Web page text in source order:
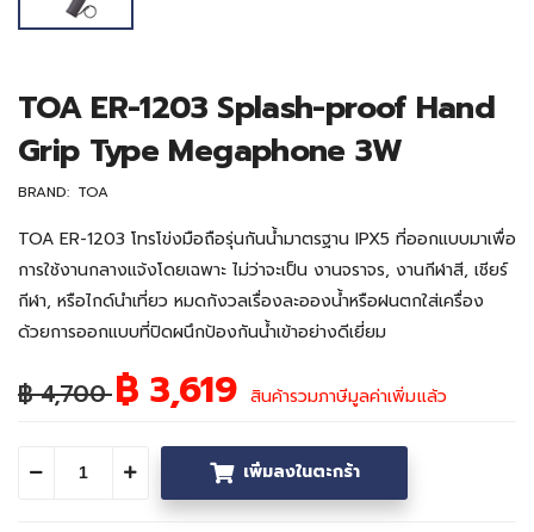
TOA ER-1203 Splash-proof Hand
Grip Type Megaphone 3W
BRAND: TOA
TOA ER-1203 โทรโข่งมือถือรุ่นกันน้ำมาตรฐาน IPX5 ที่ออกแบบมาเพื่อ
การใช้งานกลางแจ้งโดยเฉพาะ ไม่ว่าจะเป็น งานจราจร, งานกีฬาสี, เชียร์
กีฬา, หรือไกด์นำเที่ยว หมดกังวลเรื่องละอองน้ำหรือฝนตกใส่เครื่อง
ด้วยการออกแบบที่ปิดผนึกป้องกันน้ำเข้าอย่างดีเยี่ยม
฿ 4,700฿ 3,619 สินค้ารวมภาษีมูลค่าเพิ่มแล้ว
ลดจำนวน เพิ่มจำนวน เพิ่มลงในตะกร้า